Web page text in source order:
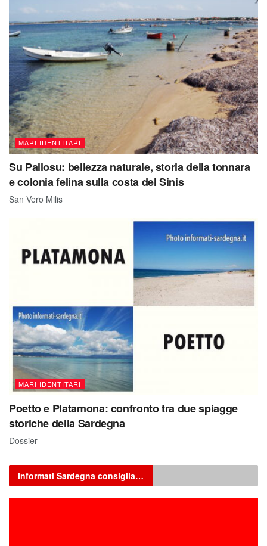
MARI IDENTITARI
Su Pallosu: bellezza naturale, storia della tonnara
e colonia felina sulla costa del Sinis
San Vero Milis
MARI IDENTITARI
Poetto e Platamona: confronto tra due spiagge
storiche della Sardegna
Dossier
Informati Sardegna consiglia…